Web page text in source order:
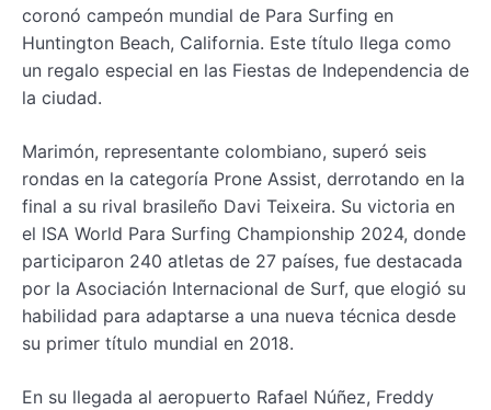
coronó campeón mundial de Para Surfing en
Huntington Beach, California. Este título llega como
un regalo especial en las Fiestas de Independencia de
la ciudad.
Marimón, representante colombiano, superó seis
rondas en la categoría Prone Assist, derrotando en la
final a su rival brasileño Davi Teixeira. Su victoria en
el ISA World Para Surfing Championship 2024, donde
participaron 240 atletas de 27 países, fue destacada
por la Asociación Internacional de Surf, que elogió su
habilidad para adaptarse a una nueva técnica desde
su primer título mundial en 2018.
En su llegada al aeropuerto Rafael Núñez, Freddy